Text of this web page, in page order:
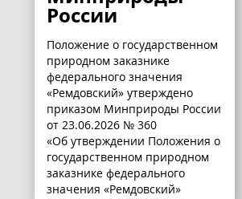
России
Положение о государственном
природном заказнике
федерального значения
«Ремдовский» утверждено
приказом Минприроды России
от 23.06.2026 № 360
«Об утверждении Положения о
государственном природном
заказнике федерального
значения «Ремдовский»